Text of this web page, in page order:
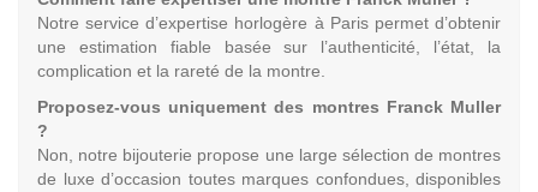
Notre service d’expertise horlogère à Paris permet d’obtenir
une estimation fiable basée sur l’authenticité, l’état, la
complication et la rareté de la montre.
Proposez-vous uniquement des montres Franck Muller
?
Non, notre bijouterie propose une large sélection de montres
de luxe d’occasion toutes marques confondues, disponibles